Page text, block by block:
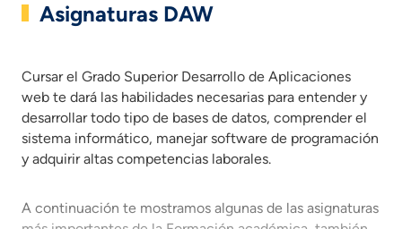
Asignaturas DAW
Cursar el Grado Superior Desarrollo de Aplicaciones
web te dará las habilidades necesarias para entender y
desarrollar todo tipo de bases de datos, comprender el
sistema informático, manejar software de programación
y adquirir altas competencias laborales.
A continuación te mostramos algunas de las asignaturas